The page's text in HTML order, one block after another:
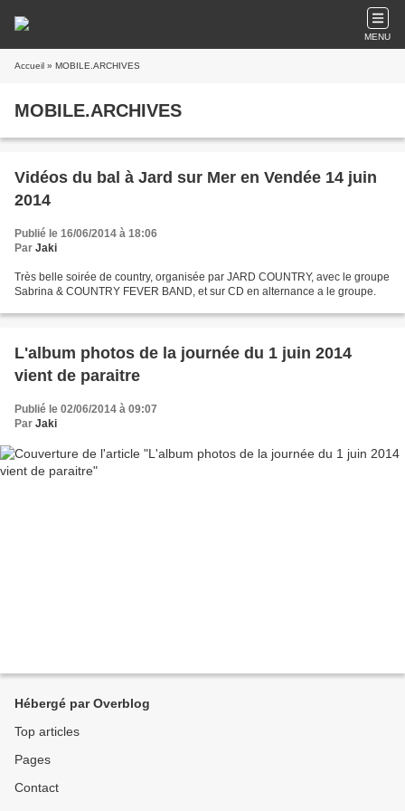
MENU
Accueil » MOBILE.ARCHIVES
MOBILE.ARCHIVES
Vidéos du bal à Jard sur Mer en Vendée 14 juin
2014
Publié le 16/06/2014 à 18:06
Par Jaki
Très belle soirée de country, organisée par JARD COUNTRY, avec le groupe
Sabrina & COUNTRY FEVER BAND, et sur CD en alternance a le groupe.
L'album photos de la journée du 1 juin 2014
vient de paraitre
Publié le 02/06/2014 à 09:07
Par Jaki
Hébergé par Overblog
Top articles
Pages
Contact